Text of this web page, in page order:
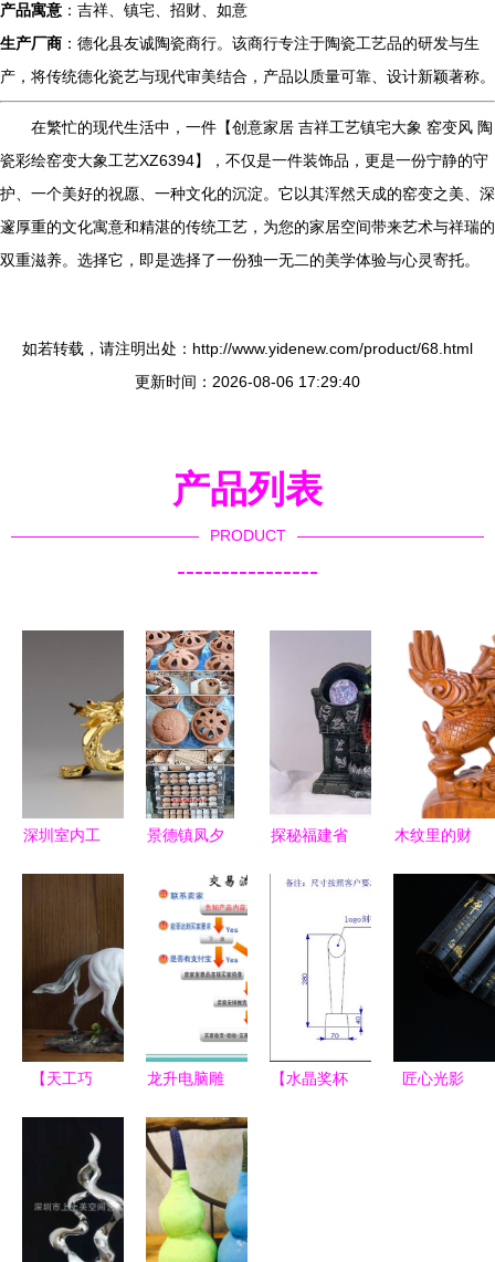
产品寓意 ：吉祥、镇宅、招财、如意
生产厂商 ：德化县友诚陶瓷商行。该商行专注于陶瓷工艺品的研发与生
产，将传统德化瓷艺与现代审美结合，产品以质量可靠、设计新颖著称。
在繁忙的现代生活中，一件【创意家居 吉祥工艺镇宅大象 窑变风 陶
瓷彩绘窑变大象工艺XZ6394】，不仅是一件装饰品，更是一份宁静的守
护、一个美好的祝愿、一种文化的沉淀。它以其浑然天成的窑变之美、深
邃厚重的文化寓意和精湛的传统工艺，为您的家居空间带来艺术与祥瑞的
双重滋养。选择它，即是选择了一份独一无二的美学体验与心灵寄托。
如若转载，请注明出处：http://www.yidenew.com/product/68.html
更新时间：2026-08-06 17:29:40
产品列表
PRODUCT
----------------
深圳室内工
的完美融合
景德镇凤夕
用具与佛教
工艺品的艺
术融合
探秘福建省
摆件价格与
采购指南
木纹里的财
宝工艺非洲
黄花梨招财
龙摆件
【天工巧
马价格|厂
家|图片选
购攻略（北
京源兴骑士
龙升电脑雕
框奖牌定
制，授权加
盟牌的一站
式之选
【水晶奖杯
匠心光影